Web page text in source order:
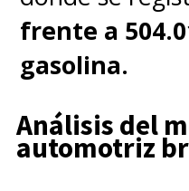
frente a
gasolina.
Análisis del
automotriz